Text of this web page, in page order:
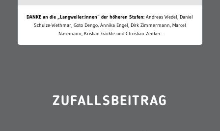
DANKE an die „Langweiler:innen“ der höheren Stufen: Andreas Wedel, Daniel
Schulze-Wethmar, Goto Dengo, Annika Engel, Dirk Zimmermann, Marcel
Nasemann, Kristian Gäckle und Christian Zenker.
ZUFALLSBEITRAG